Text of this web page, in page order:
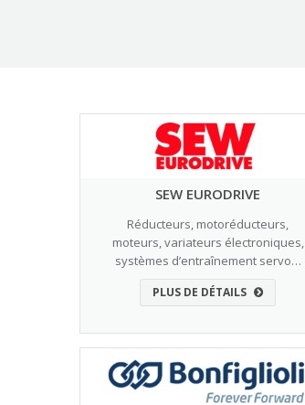
SEW EURODRIVE
Réducteurs, motoréducteurs,
moteurs, variateurs électroniques,
systèmes d’entraînement servo…
PLUS DE DÉTAILS